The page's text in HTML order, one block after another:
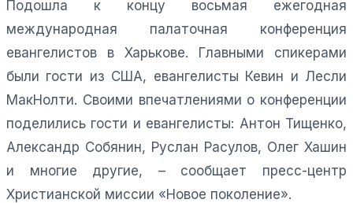
Подошла к концу восьмая ежегодная
международная палаточная конференция
евангелистов в Харькове. Главными спикерами
были гости из США, евангелисты Кевин и Лесли
МакНолти. Своими впечатлениями о конференции
поделились гости и евангелисты: Антон Тищенко,
Александр Собянин, Руслан Расулов, Олег Хашин
и многие другие, – сообщает пресс-центр
Христианской миссии «Новое поколение».